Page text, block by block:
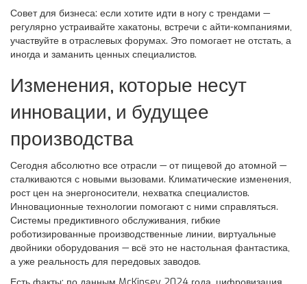
Совет для бизнеса: если хотите идти в ногу с трендами —
регулярно устраивайте хакатоны, встречи с айти-компаниями,
участвуйте в отраслевых форумах. Это помогает не отстать, а
иногда и заманить ценных специалистов.
Изменения, которые несут
инновации, и будущее
производства
Сегодня абсолютно все отрасли — от пищевой до атомной —
сталкиваются с новыми вызовами. Климатические изменения,
рост цен на энергоносители, нехватка специалистов.
Инновационные технологии помогают с ними справляться.
Системы предиктивного обслуживания, гибкие
роботизированные производственные линии, виртуальные
двойники оборудования — всё это не настольная фантастика,
а уже реальность для передовых заводов.